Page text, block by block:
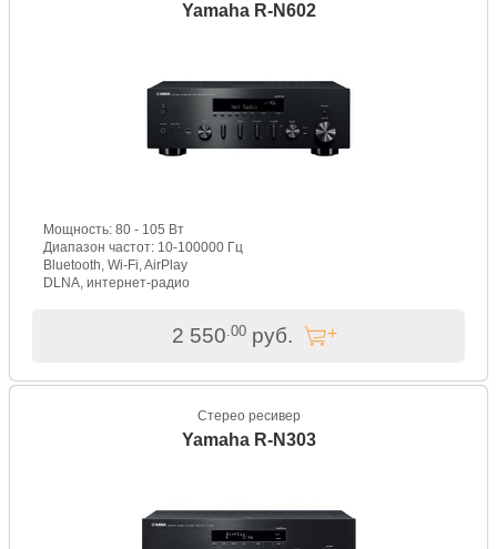
Yamaha R-N602
Мощность: 80 - 105 Вт
Диапазон частот: 10-100000 Гц
Bluetooth, Wi-Fi, AirPlay
DLNA, интернет-радио
2 550 .00руб.
Стерео ресивер
Yamaha R-N303